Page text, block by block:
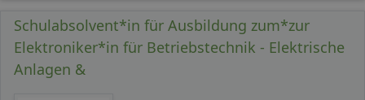
Schulabsolvent*in für Ausbildung zum*zur
Elektroniker*in für Betriebstechnik - Elektrische
Anlagen &